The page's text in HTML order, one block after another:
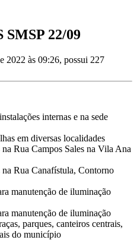
22/09
2022 às 09:26, possui 227
internas e na sede
em diversas localidades
Rua Campos Sales na Vila Ana
na Rua Canafístula, Contorno
manutenção de iluminação
manutenção de iluminação
parques, canteiros centrais,
do município